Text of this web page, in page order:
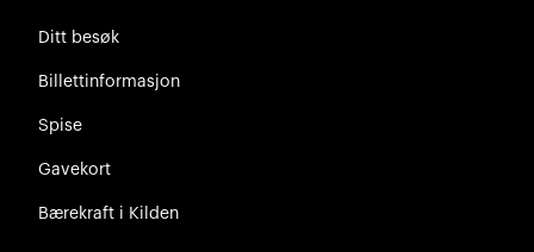
Ditt besøk
Billettinformasjon
Spise
Gavekort
Bærekraft i Kilden